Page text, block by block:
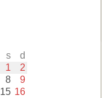
s d
1 2
8 9
15 16